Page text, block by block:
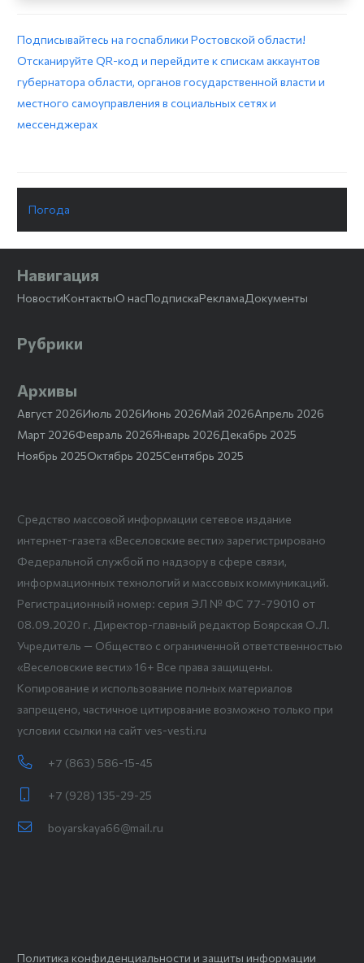
Подписывайтесь на госпаблики Ростовской области!
Отсканируйте QR-код и перейдите к спискам аккаунтов
губернатора области, органов государственной власти и
местного самоуправления в социальных сетях и
мессенджерах
Погода
Навигация
НовостиКонтактыО насПодпискаРекламаДокументы
Рубрики
Архивы
Август 2026Июль 2026Июнь 2026Май 2026Апрель 2026
Март 2026Февраль 2026Январь 2026Декабрь 2025
Ноябрь 2025Октябрь 2025Сентябрь 2025
Средство массовой информации сетевое издание
интернет-газета «Веселовские вести» зарегистрировано
Федеральной службой по надзору в сфере связи,
информационных технологий и массовых коммуникаций.
Регистрационный номер: серия ЭЛ № ФС 77-79010 от
08.09.2020 г. Директор-главный редактор Боярская О.Л.
Учредитель — Общество с ограниченной ответственностью
«Веселовские вести» 16+ Все права защищены.
Копирование и использование полных материалов
запрещено, частичное цитирование возможно только при
условии ссылки на сайт ves-vesti.ru
+7 (863) 586-15-45
+7 (928) 135-29-25
boyarskaya66@mail.ru
Политика конфиденциальности и защиты информации